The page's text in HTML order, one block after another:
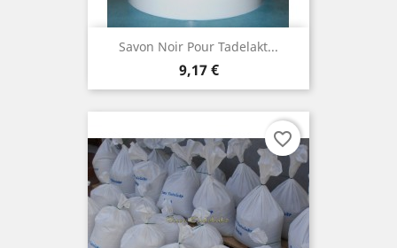
Savon Noir Pour Tadelakt...
Prix
9,17 €
favorite_border